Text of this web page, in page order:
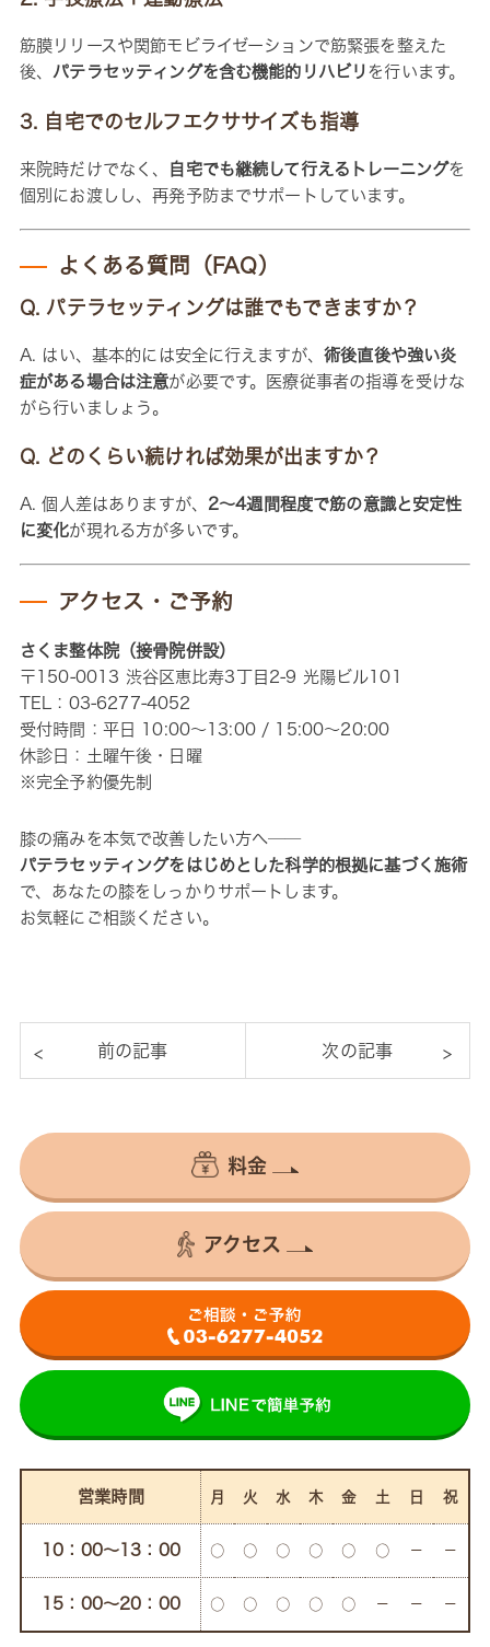
筋膜リリースや関節モビライゼーションで筋緊張を整えた
後、 パテラセッティングを含む機能的リハビリ を行います。
3. 自宅でのセルフエクササイズも指導
来院時だけでなく、 自宅でも継続して行えるトレーニングを
個別にお渡しし、再発予防までサポートしています。
よくある質問（FAQ）
Q. パテラセッティングは誰でもできますか？
A. はい、基本的には安全に行えますが、術後直後や強い炎
症がある場合は注意が必要です。医療従事者の指導を受けな
がら行いましょう。
Q. どのくらい続ければ効果が出ますか？
A. 個人差はありますが、 2〜4週間程度で筋の意識と安定性
に変化が現れる方が多いです。
アクセス・ご予約
さくま整体院（接骨院併設）
〒150-0013 渋谷区恵比寿3丁目2-9 光陽ビル101
TEL： 03-6277-4052
受付時間：平日 10:00～13:00 / 15:00～20:00
休診日：土曜午後・日曜
※完全予約優先制
膝の痛みを本気で改善したい方へ──
パテラセッティングをはじめとした科学的根拠に基づく施術
で、あなたの膝をしっかりサポートします。
お気軽にご相談ください。
料金
アクセス
営業時間 月 火 水 木 金 土 日 祝
10：00〜13：00 ○ ○ ○ ○ ○ ○ － －
15：00〜20：00 ○ ○ ○ ○ ○ － － －